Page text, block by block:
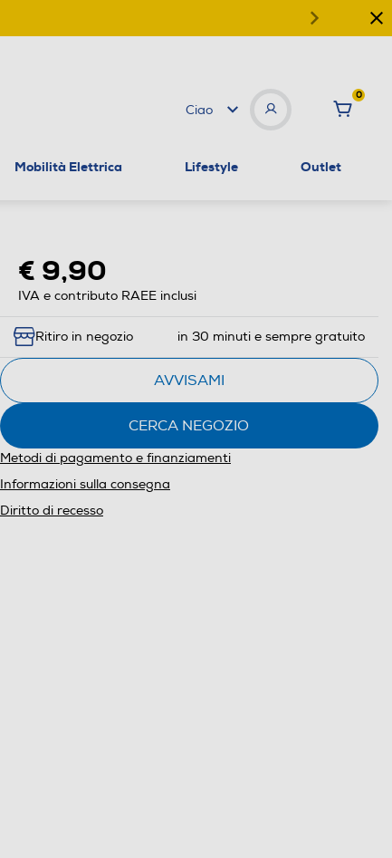
Ciao
0
Mobilità Elettrica Lifestyle Outlet
€ 9,90
IVA e contributo RAEE inclusi
Ritiro in negozio in 30 minuti e sempre gratuito
AVVISAMI
CERCA NEGOZIO
Metodi di pagamento e finanziamenti
Informazioni sulla consegna
Diritto di recesso